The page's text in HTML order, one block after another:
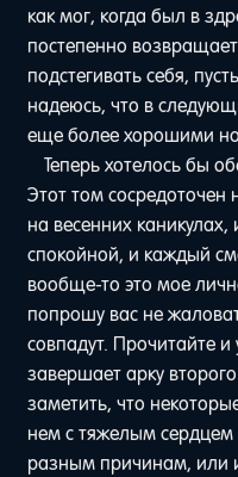
как мог, когда был в
постепенно
подстегивать себя,
надеюсь, что в
еще более хорошими
Теперь хотелось бы
Этот том
на весенних
спокойной, и каждый
вообще-то это мое
попрошу вас не
совпадут. Прочитайте
завершает арку
заметить, что
нем с тяжелым
разным причинам, или